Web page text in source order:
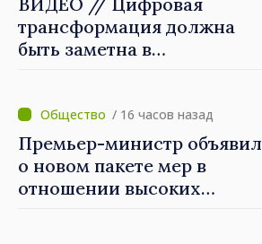
трансформация должна
быть заметна в
экономики: премьер-
министр Василе Тофан
посетил Агентство
электронного управления
/ 16 часов назад
Премьер-министр объявил
о новом пакете мер в
отношении высоких